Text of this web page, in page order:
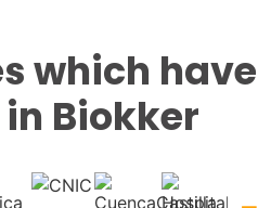
which have
Biokker